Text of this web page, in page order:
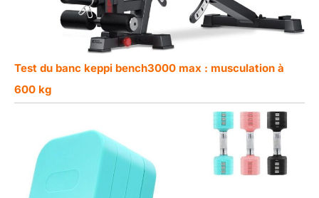
Test du banc keppi bench3000 max : musculation à
600 kg